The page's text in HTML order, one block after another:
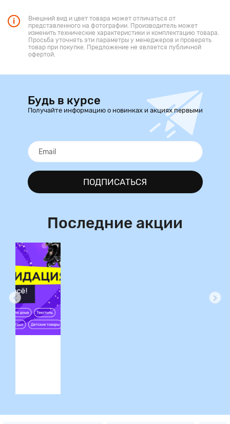
Внешний вид и цвет товара может отличаться от
представленного на фотографии. Производитель может
изменить технические характеристики и комплектацию товара.
Просьба уточнять эти параметры у менеджеров и проверять
товар при покупке. Предложение не является публичной
офертой.
Будь в курсе
Получайте информацию о новинках и акциях первыми
ПОДПИСАТЬСЯ
Последние акции